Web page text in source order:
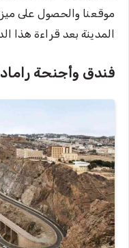
موقعنا والحصول على
المدينة بعد قراءة هذا
فندق وأجنحة رامادا